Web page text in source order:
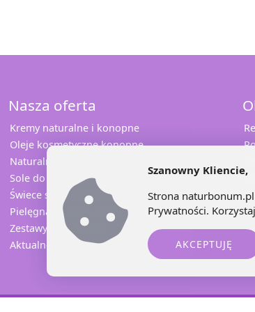
Nasza oferta
Kremy naturalne i konopne
Oleje kosmetyczne konopne
Naturalna pomadka
Sole do kąpieli
Świece sojowe i konopne
Pielęgnacja jamy ustnej
Zestawy prezentowe
Aktualne promocje
Szanowny Kliencie,
Strona
Prywatności.
AKCEPTUJĘ